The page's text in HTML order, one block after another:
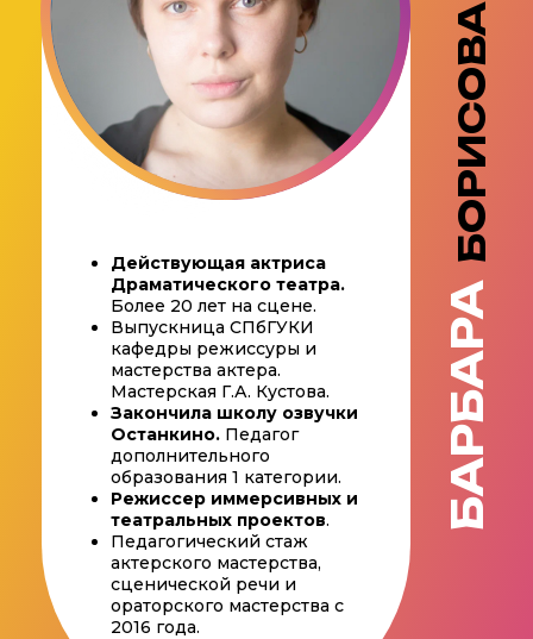
Действующая актриса
Драматического театра.
Более 20 лет на сцене.
Выпускница СПбГУКИ
кафедры режиссуры и
мастерства актера.
Мастерская Г.А. Кустова.
Закончила школу озвучки
Останкино. Педагог
дополнительного
образования 1 категории.
Режиссер иммерсивных и
театральных проектов.
Педагогический стаж
актерского мастерства,
сценической речи и
ораторского мастерства с
2016 года.
БОРИСОВА
БАРБАРА